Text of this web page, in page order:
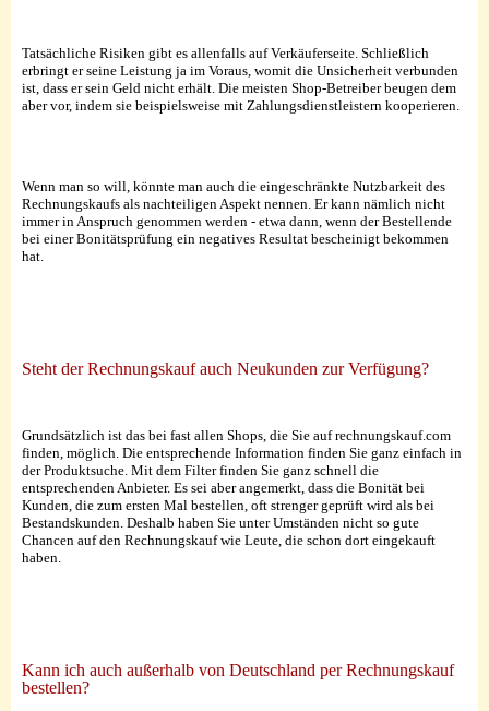
Tatsächliche Risiken gibt es allenfalls auf Verkäuferseite. Schließlich
erbringt er seine Leistung ja im Voraus, womit die Unsicherheit verbunden
ist, dass er sein Geld nicht erhält. Die meisten Shop-Betreiber beugen dem
aber vor, indem sie beispielsweise mit Zahlungsdienstleistern kooperieren.
Wenn man so will, könnte man auch die eingeschränkte Nutzbarkeit des
Rechnungskaufs als nachteiligen Aspekt nennen. Er kann nämlich nicht
immer in Anspruch genommen werden - etwa dann, wenn der Bestellende
bei einer Bonitätsprüfung ein negatives Resultat bescheinigt bekommen
hat.
Steht der Rechnungskauf auch Neukunden zur Verfügung?
Grundsätzlich ist das bei fast allen Shops, die Sie auf rechnungskauf.com
finden, möglich. Die entsprechende Information finden Sie ganz einfach in
der Produktsuche. Mit dem Filter finden Sie ganz schnell die
entsprechenden Anbieter. Es sei aber angemerkt, dass die Bonität bei
Kunden, die zum ersten Mal bestellen, oft strenger geprüft wird als bei
Bestandskunden. Deshalb haben Sie unter Umständen nicht so gute
Chancen auf den Rechnungskauf wie Leute, die schon dort eingekauft
haben.
Kann ich auch außerhalb von Deutschland per Rechnungskauf
bestellen?